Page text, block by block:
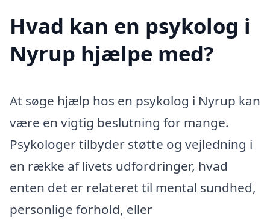
Hvad kan en psykolog i
Nyrup hjælpe med?
At søge hjælp hos en psykolog i Nyrup kan
være en vigtig beslutning for mange.
Psykologer tilbyder støtte og vejledning i
en række af livets udfordringer, hvad
enten det er relateret til mental sundhed,
personlige forhold, eller